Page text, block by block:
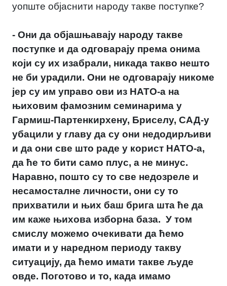
уопште објаснити народу такве поступке?
- Они да објашњавају народу такве
поступке и да одговарају према онима
који су их изабрали, никада такво нешто
не би урадили. Они не одговарају никоме
јер су им управо ови из НАТО-а на
њиховим фамозним семинарима у
Гармиш-Партенкирхену, Бриселу, САД-у
убацили у главу да су они недодирљиви
и да они све што раде у корист НАТО-а,
да ће то бити само плус, а не минус.
Наравно, пошто су то све недозреле и
несамосталне личности, они су то
прихватили и њих баш брига шта ће да
им каже њихова изборна база. У том
смислу можемо очекивати да ћемо
имати и у наредном периоду такву
ситуацију, да ћемо имати такве људе
овде. Поготово и то, када имамо